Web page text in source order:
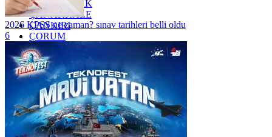
ZONGULDAK
ÇANAKKALE
ÇANKIRI
ÇORUM
İSTANBUL
İZMİR
ŞANLIURFA
ŞIRNAK
2026 KPSS ne zaman? sınav tarihleri belli oldu
6